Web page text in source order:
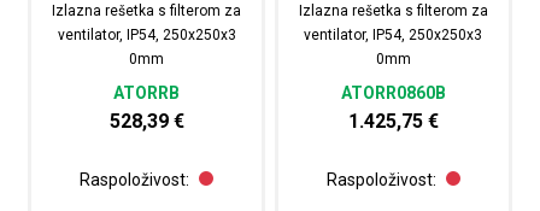
Izlazna rešetka s filterom za
ventilator, IP54, 250x250x3
0mm
ATORRB
528,39 €
Raspoloživost:
Izlazna rešetka s filterom za
ventilator, IP54, 250x250x3
0mm
ATORR0860B
1.425,75 €
Raspoloživost: